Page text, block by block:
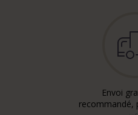
Envoi
recommandé,